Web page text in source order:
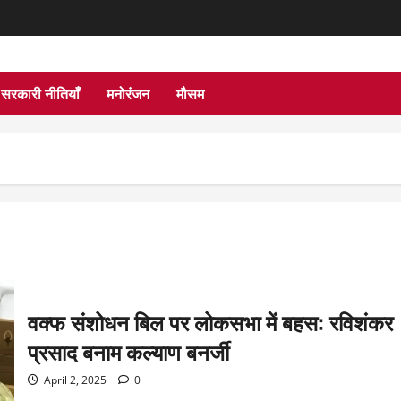
सरकारी नीतियाँ मनोरंजन मौसम
वक्फ संशोधन बिल पर लोकसभा में बहस: रविशंकर
प्रसाद बनाम कल्याण बनर्जी
April 2, 2025 0